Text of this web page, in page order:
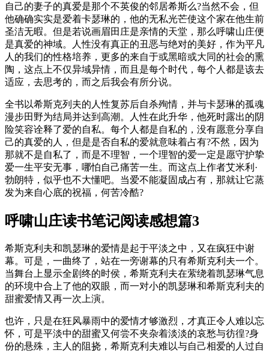
自己的妻子的真爱是那个不英俊的邻居希斯么?当然不会，但
他确确实实是爱着卡瑟琳的，他的无私光芒使这个家在他生前
圣洁无暇。但是若说画眉田庄是亲情的天堂，那么呼啸山庄便
是真爱的神域。人性没有真正的丑恶与绝对的美好，作为平凡
人的我们的性格培养，更多的来自于或黑暗或大同的社会的熏
陶，这点上不仅异域异情，而且是每个时代，每个人都是该去
适应，去思考的，而之后我会有所分说。
全书以希斯克列夫的人性复苏后自杀殉情，并与卡瑟琳的孤魂
漫步田野为结局并达到高潮。人性在此升华，他死时露出的阴
险笑容诠释了爱的自私。每个人都是自私的，没有愿意分享自
己的真爱的人，但是是否自私的爱就意味着占有?不然，因为
那就不是自私了，而是不理智，一个理智的爱一定是愿守护挚
爱一生平安无事，哪怕自己痛苦一生。而这点上作者艾米利·
勃朗特，似乎也不大懂吧。当爱不能凝固成占有，那就让它蒸
发为来自心底的祝福，何苦冷酷?
呼啸山庄读书笔记阅读感想篇3
希斯克利夫和凯瑟琳的爱情是起于平淡之中，又在疯狂中谢
幕。可是，一曲终了，站在一旁谢幕的只有希斯克利夫一个。
当舞台上显示全剧终的时侯，希斯克利夫在萦绕着凯瑟琳气息
的环境中合上了他的双眼，而一对小的凯瑟琳和希斯克利夫的
甜蜜爱情又再一次上演。
也许，只是在狂风暴雨中的爱情才够激烈，才真正令人难以忘
怀，可是平淡中的甜蜜又何尝不夹杂着淡淡的哀愁与彷徨?身
份的悬殊，主人的阻挠，希斯克利夫难以与自己相爱的人过自